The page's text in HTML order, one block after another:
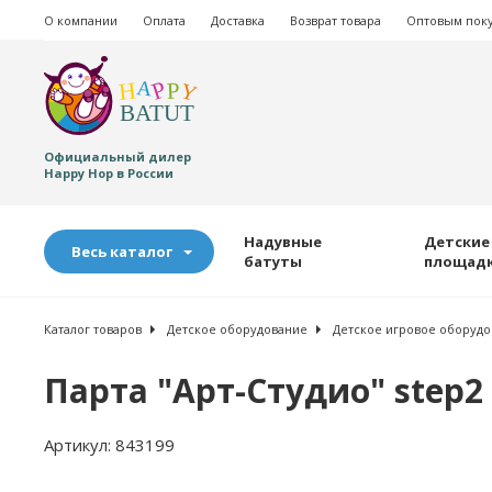
О компании Оплата Доставка Возврат товара Оптовым
Официальный дилер
Happy Hop в России
Весь каталог
Надувные
батуты
Каталог товаров Детское оборудование Детское игровое
Парта "Арт-Студио" step2
Артикул: 843199